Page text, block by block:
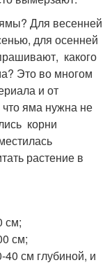
Для весенней
для осенней
какого
Это во многом
и от
яма нужна не
корни
растение в
см;
см;
см глубиной, и